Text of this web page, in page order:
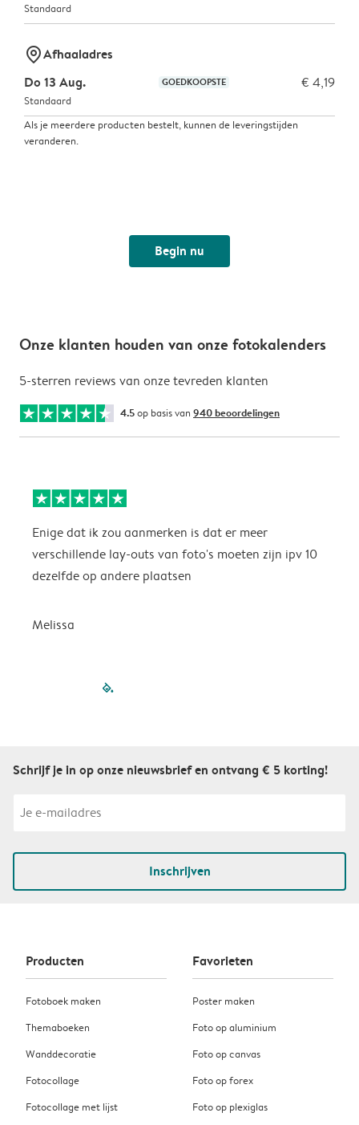
Standaard
marker-pinAfhaaladres
Do 13 Aug.
GOEDKOOPSTE € 4,19
Standaard
Als je meerdere producten bestelt, kunnen de leveringstijden
veranderen.
Begin nu
Onze klanten houden van onze fotokalenders
5-sterren reviews van onze tevreden klanten
4.5op basis van 940 beoordelingen
Enige dat ik zou aanmerken is dat er meer
verschillende lay-outs van foto's moeten zijn ipv 10
dezelfde op andere plaatsen
Melissa
filled-pagination
Schrijf je in op onze nieuwsbrief en ontvang € 5 korting!
Inschrijven
Producten
Fotoboek maken
Themaboeken
Wanddecoratie
Fotocollage
Fotocollage met lijst
Favorieten
Poster maken
Foto op aluminium
Foto op canvas
Foto op forex
Foto op plexiglas